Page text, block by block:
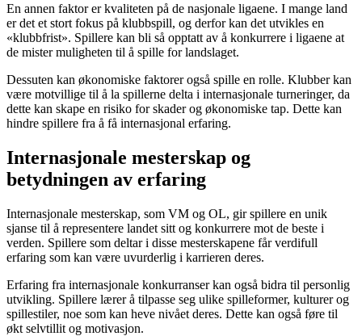
En annen faktor er kvaliteten på de nasjonale ligaene. I mange land
er det et stort fokus på klubbspill, og derfor kan det utvikles en
«klubbfrist». Spillere kan bli så opptatt av å konkurrere i ligaene at
de mister muligheten til å spille for landslaget.
Dessuten kan økonomiske faktorer også spille en rolle. Klubber kan
være motvillige til å la spillerne delta i internasjonale turneringer, da
dette kan skape en risiko for skader og økonomiske tap. Dette kan
hindre spillere fra å få internasjonal erfaring.
Internasjonale mesterskap og
betydningen av erfaring
Internasjonale mesterskap, som VM og OL, gir spillere en unik
sjanse til å representere landet sitt og konkurrere mot de beste i
verden. Spillere som deltar i disse mesterskapene får verdifull
erfaring som kan være uvurderlig i karrieren deres.
Erfaring fra internasjonale konkurranser kan også bidra til personlig
utvikling. Spillere lærer å tilpasse seg ulike spilleformer, kulturer og
spillestiler, noe som kan heve nivået deres. Dette kan også føre til
økt selvtillit og motivasjon.